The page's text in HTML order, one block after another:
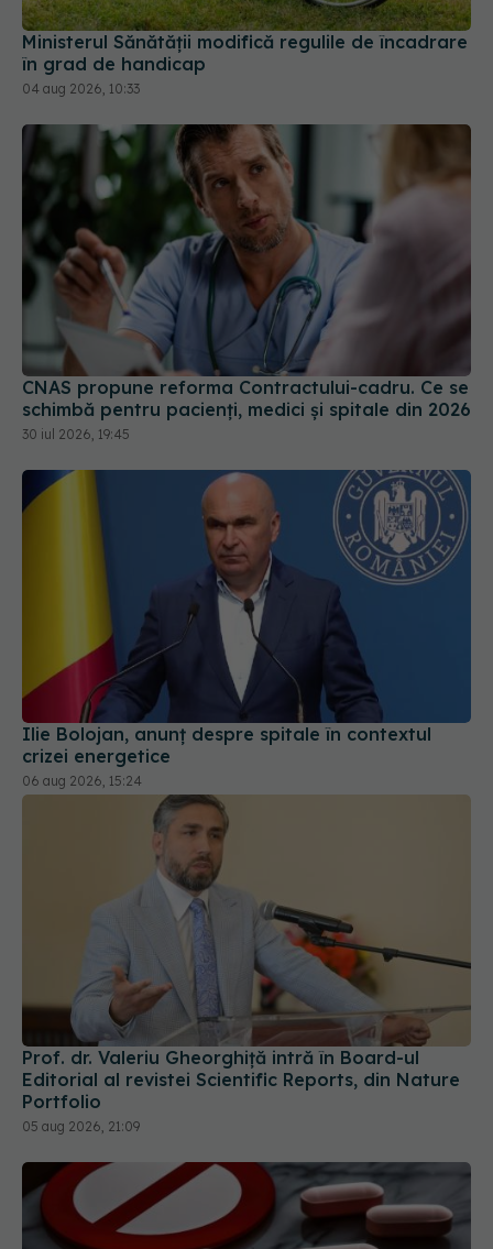
Ministerul Sănătății modifică regulile de încadrare
în grad de handicap
04 aug 2026, 10:33
CNAS propune reforma Contractului-cadru. Ce se
schimbă pentru pacienți, medici și spitale din 2026
30 iul 2026, 19:45
Ilie Bolojan, anunț despre spitale în contextul
crizei energetice
06 aug 2026, 15:24
Prof. dr. Valeriu Gheorghiță intră în Board-ul
Editorial al revistei Scientific Reports, din Nature
Portfolio
05 aug 2026, 21:09